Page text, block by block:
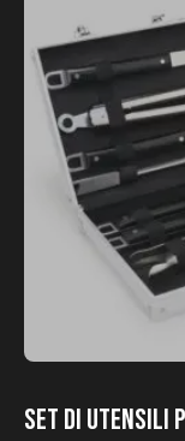
Set di utensili